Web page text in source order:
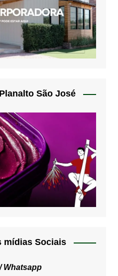
São José
mídias Sociais
Whatsapp